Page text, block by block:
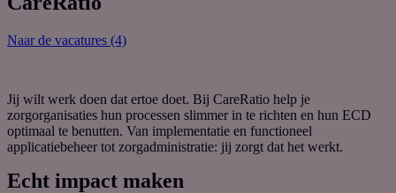
Naar de vacatures (4)
Jij wilt werk doen dat ertoe doet. Bij CareRatio help je
zorgorganisaties hun processen slimmer in te richten en hun ECD
optimaal te benutten. Van implementatie en functioneel
applicatiebeheer tot zorgadministratie: jij zorgt dat het werkt.
Echt impact maken